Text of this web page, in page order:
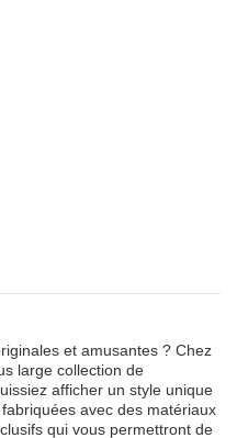
et amusantes ? Chez
large collection de
afficher un style unique
avec des matériaux
qui vous permettront de